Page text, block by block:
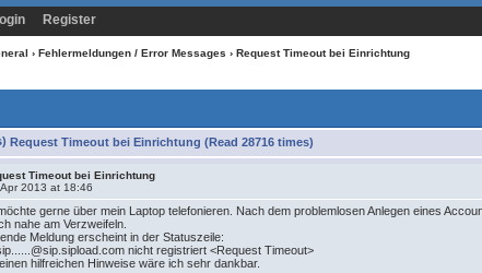
Register
› Fehlermeldungen / Error Messages › Request Timeout bei Einrichtung
Request Timeout bei Einrichtung (Read 28716 times)
Timeout bei Einrichtung
2013 at 18:46
gerne über mein Laptop telefonieren. Nach dem problemlosen Anlegen eines
nahe am Verzweifeln.
Meldung erscheint in der Statuszeile:
nicht registriert <Request Timeout>
hilfreichen Hinweise wäre ich sehr dankbar.